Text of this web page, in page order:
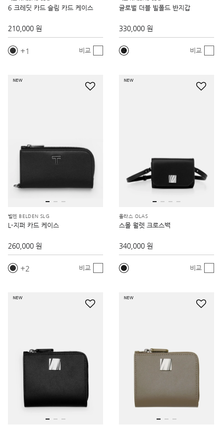
6 크레딧 카드 슬림 카드 케이스
210,000 원
1 비교
글로벌 더블 빌폴드 반지갑
330,000 원
비교
NEW
벨덴 BELDEN SLG
L-지퍼 카드 케이스
260,000 원
2 비교
NEW
올라스 OLAS
스몰 월렛 크로스백
340,000 원
비교
NEW NEW